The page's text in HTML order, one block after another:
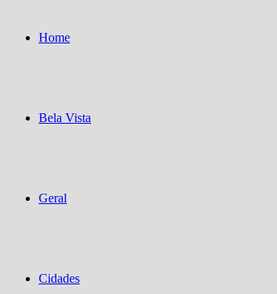
Home
Bela Vista
Geral
Cidades